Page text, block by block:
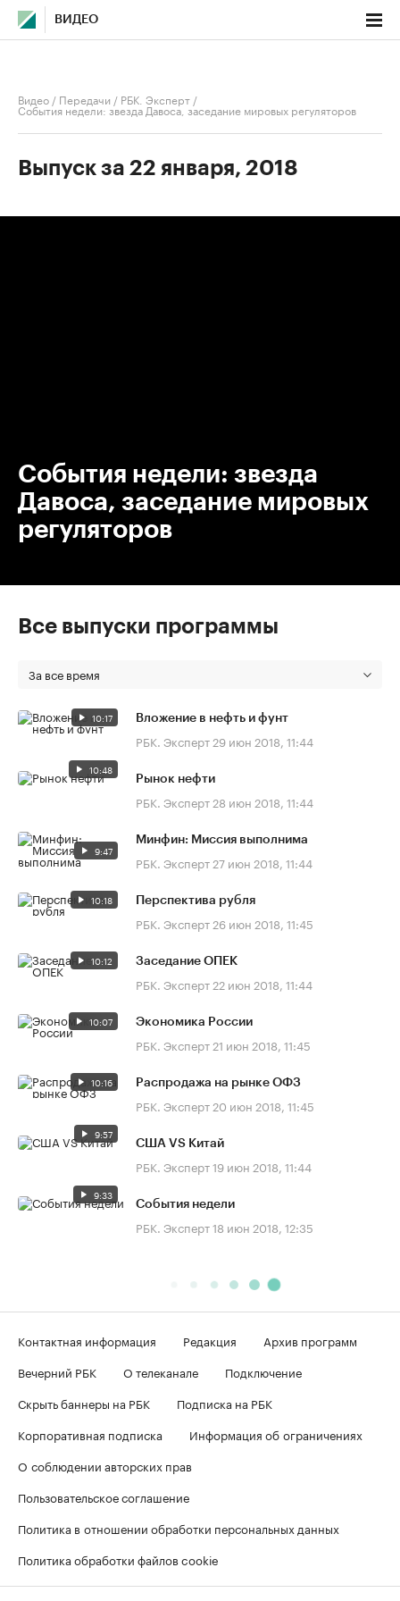
ВИДЕО
Видео / Передачи / РБК. Эксперт /
События недели: звезда Давоса, заседание мировых регуляторов
Выпуск за 22 января, 2018
События недели: звезда
Давоса, заседание мировых
регуляторов
Все выпуски программы
За все время
10:17 Вложение в нефть и фунт
РБК. Эксперт 29 июн 2018, 11:44
10:48
Рынок нефти
РБК. Эксперт 28 июн 2018, 11:44
9:47
Минфин: Миссия выполнима
РБК. Эксперт 27 июн 2018, 11:44
10:18 Перспектива рубля
РБК. Эксперт 26 июн 2018, 11:45
10:12 Заседание ОПЕК
РБК. Эксперт 22 июн 2018, 11:44
10:07 Экономика России
РБК. Эксперт 21 июн 2018, 11:45
10:16 Распродажа на рынке ОФЗ
РБК. Эксперт 20 июн 2018, 11:45
9:57
США VS Китай
РБК. Эксперт19 июн 2018, 11:44
9:33
События недели
РБК. Эксперт18 июн 2018, 12:35
Контактная информация Редакция
Архив программ
Вечерний РБК
О телеканале
Подключение
Скрыть баннеры на РБК
Подписка на РБК
Корпоративная подписка
Информация об ограничениях
О соблюдении авторских прав
Пользовательское соглашение
Политика в отношении обработки персональных данных
Политика обработки файлов cookie